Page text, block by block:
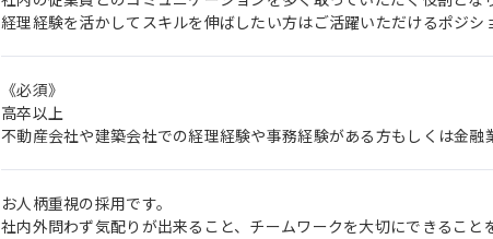
経理経験を活かしてスキルを伸ばしたい方はご活躍いただけるポジシ
《必須》
高卒以上
不動産会社や建築会社での経理経験や事務経験がある方もしくは金融
お人柄重視の採用です。
社内外問わず気配りが出来ること、チームワークを大切にできること